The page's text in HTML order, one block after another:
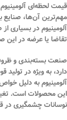
قیمت لحظه‌ای
مهم‌ترین آن‌ها، صنایع
آلومینیوم در بسیاری
تقاضا یا عرضه در این
صنعت بسته‌بندی و
دارد، به ویژه در
آلومینیوم به دلیل
این محصولات است.
نوسانات چشمگیری در